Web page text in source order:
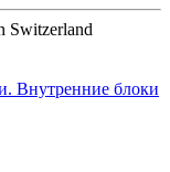
Внутренние блоки